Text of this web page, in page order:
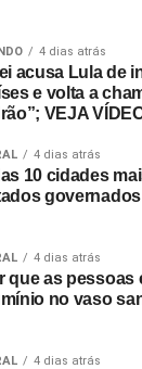
4 dias atrás
acusa Lula de
e volta a
VEJA
4 dias atrás
10 cidades
4 dias atrás
que as pessoas
no vaso
4 dias atrás